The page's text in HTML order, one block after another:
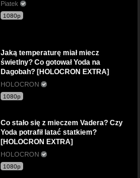
Piatek
1080p
Jaką temperaturę miał miecz
świetlny? Co gotował Yoda na
Dagobah? [HOLOCRON EXTRA]
HOLOCRON
1080p
Co stało się z mieczem Vadera? Czy
Yoda potrafił latać statkiem?
[HOLOCRON EXTRA]
HOLOCRON
1080p